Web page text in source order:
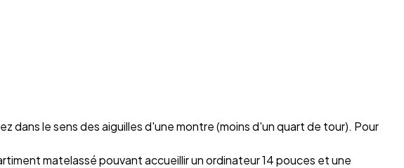
dans le sens des aiguilles d'une montre (moins d'un quart de tour). Pour
matelassé pouvant accueillir un ordinateur 14 pouces et une